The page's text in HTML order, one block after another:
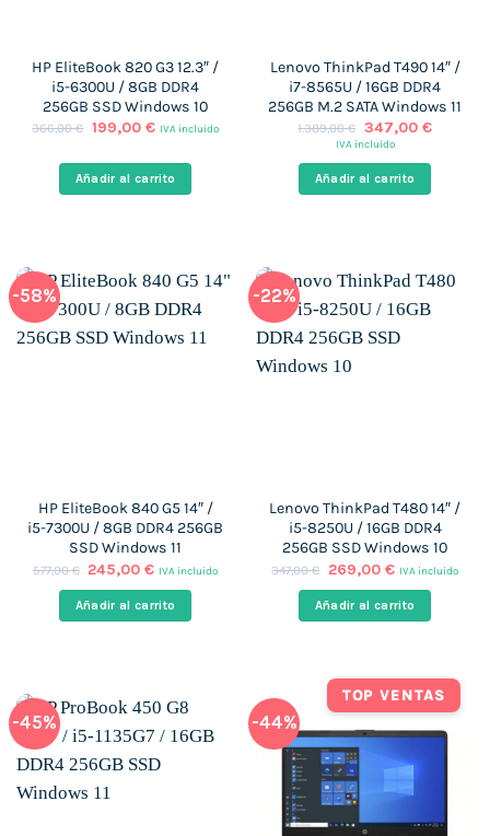
HP EliteBook 820 G3 12.3″ /
i5-6300U / 8GB DDR4
256GB SSD Windows 10
366,00€ El
era:
366,00 €.
199,00 €El
es:
199,00 €.
IVA incluido
Añadir al carrito
Lenovo ThinkPad T490 14″ /
i7-8565U / 16GB DDR4
256GB M.2 SATA Windows 11
1.389,00€ El
precio
era:
1.389,00 €.
347,00 €El
es:
347,00
IVA incluido
Añadir al carrito
-58%
HP EliteBook 840 G5 14″ /
i5-7300U / 8GB DDR4 256GB
SSD Windows 11
577,00€ El
original
era:
245,00€El
actual
es:
IVA incluido
Añadir al carrito
-22%
Lenovo ThinkPad T480 14″ /
i5-8250U / 16GB DDR4
256GB SSD Windows 10
347,00€
El
original
era:
269,00 €El
actual
es:
IVA incluido
Añadir al carrito
-45% -44%
TOP VENTAS